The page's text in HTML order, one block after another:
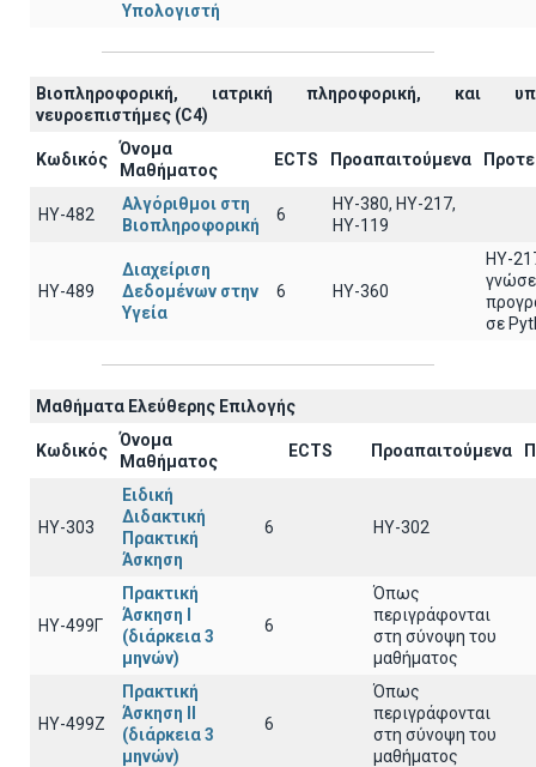
Υπολογιστή
Βιοπληροφορική, ιατρική πληροφορική, και
νευροεπιστήμες (C4)
Κωδικός
Όνομα
Μαθήματος
ECTS Προαπαιτούμενα
ΗΥ-482
Αλγόριθμοι στη
Βιοπληροφορική
6
HY-380, HY-217,
HY-119
ΗΥ-489
Διαχείριση
Δεδομένων στην
Υγεία
6 ΗΥ-360
ΗΥ-
σε
Μαθήματα Ελεύθερης Επιλογής
Κωδικός
Όνομα
Μαθήματος
ECTS Προαπαιτούμενα
ΗΥ-303
Ειδική
Διδακτική
Πρακτική
Άσκηση
6 ΗΥ-302
ΗΥ-499Γ
Πρακτική
Άσκηση Ι
(διάρκεια 3
μηνών)
6
Όπως
περιγράφονται
στη σύνοψη του
μαθήματος
ΗΥ-499Ζ
Πρακτική
Άσκηση ΙΙ
(διάρκεια 3
μηνών)
6
Όπως
περιγράφονται
στη σύνοψη του
μαθήματος